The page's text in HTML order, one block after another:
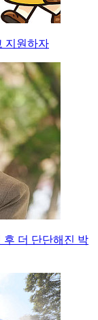
지원하자
후 더 단단해진 박